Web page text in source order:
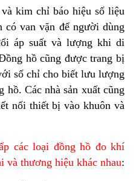
kim chỉ báo hiệu số liệu
có van vặn để người dùng
áp suất và lượng khi di
hồ cũng được trang bị
số chỉ cho biết lưu lượng
hồ. Các nhà sản xuất cũng
nối thiết bị vào khuôn và
các loại đồng hồ đo khí
và thương hiệu khác nhau: